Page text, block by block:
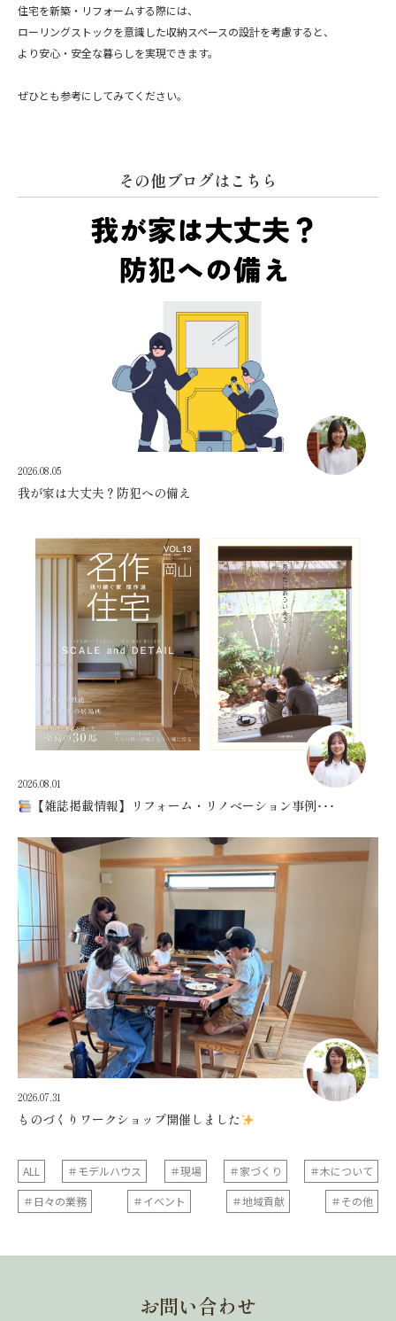
住宅を新築・リフォームする際には、
ローリングストックを意識した収納スペースの設計を考慮すると、
より安心・安全な暮らしを実現できます。
ぜひとも参考にしてみてください。
その他ブログはこちら
2026.08.05
我が家は大丈夫？防犯への備え
2026.08.01
【雑誌掲載情報】リフォーム・リノベーション事例･･･
2026.07.31
ものづくりワークショップ開催しました
ALL ＃モデルハウス ＃現場 ＃家づくり
＃木について
＃日々の業務
＃イベント ＃地域貢献 ＃その他
お問い合わせ